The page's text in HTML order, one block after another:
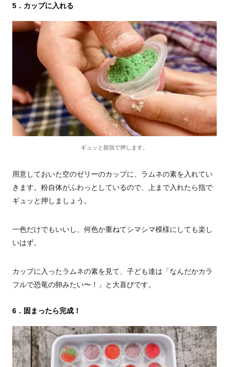
5．カップに入れる
ギュッと親指で押します。
用意しておいた空のゼリーのカップに、ラムネの素を入れてい
きます。粉自体がふわっとしているので、上まで入れたら指で
ギュッと押しましょう。
一色だけでもいいし、何色か重ねてシマシマ模様にしても楽し
いはず。
カップに入ったラムネの素を見て、子ども達は「なんだかカラ
フルで恐竜の卵みたい〜！」と大喜びです。
6．固まったら完成！